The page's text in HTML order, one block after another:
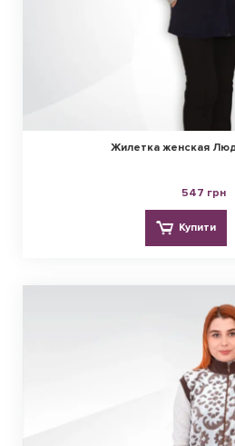
Споживчі плюси
онлайн-магазину
Покупці всіх категорій цінують
, торгові
Загалом до плюсів онлайн-магазину
асортимент актуальної
одягом, гідно представлені
високі якісні характеристики
оперативну доставку онлайн-
провідними операторами
умови для економії бюджету.
ціна на якісний трикотаж та
Жилетка женская
547 грн
Купити